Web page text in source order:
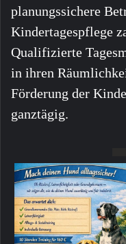
planungssichere
Kindertagespflege
Qualifizierte
in ihren
Förderung der
ganztägig.